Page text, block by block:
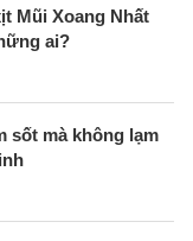
Mũi Xoang Nhất
ai?
sốt mà không lạm